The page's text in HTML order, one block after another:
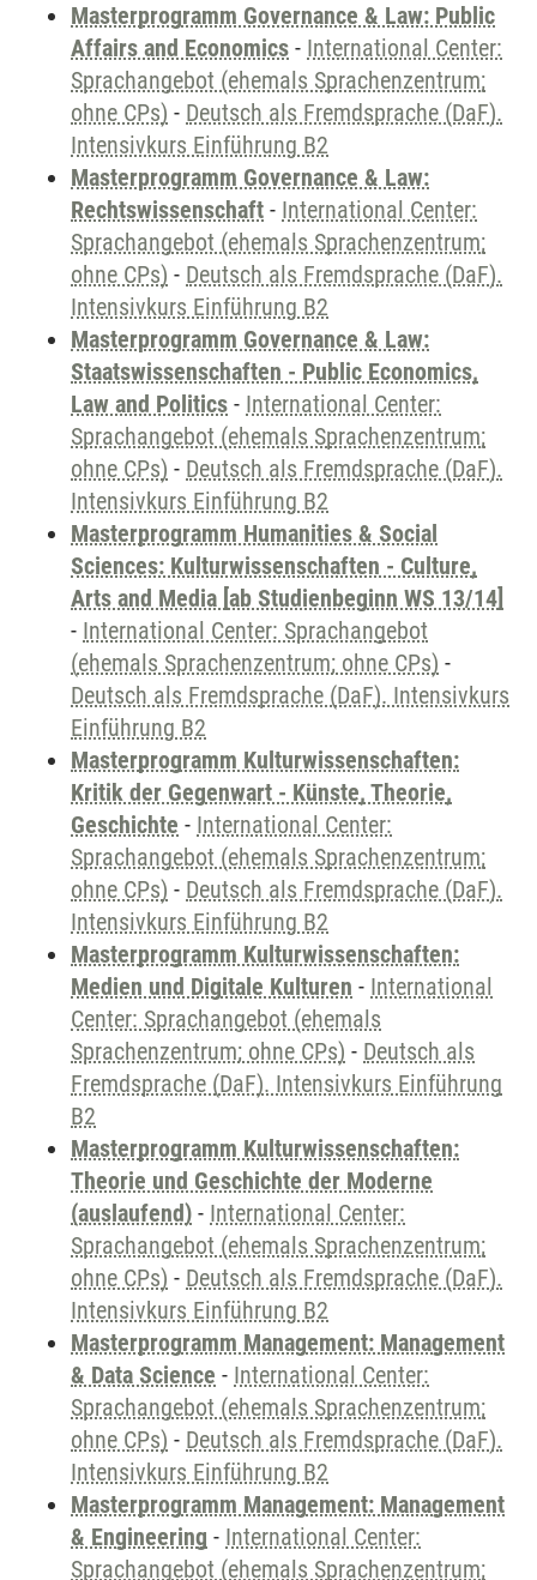
Masterprogramm Governance & Law: Public
Affairs and Economics - International Center:
Sprachangebot (ehemals Sprachenzentrum;
ohne CPs) - Deutsch als Fremdsprache (DaF).
Intensivkurs Einführung B2
Masterprogramm Governance & Law:
Rechtswissenschaft - International Center:
Sprachangebot (ehemals Sprachenzentrum;
ohne CPs) - Deutsch als Fremdsprache (DaF).
Intensivkurs Einführung B2
Masterprogramm Governance & Law:
Staatswissenschaften - Public Economics,
Law and Politics - International Center:
Sprachangebot (ehemals Sprachenzentrum;
ohne CPs) - Deutsch als Fremdsprache (DaF).
Intensivkurs Einführung B2
Masterprogramm Humanities & Social
Sciences: Kulturwissenschaften - Culture,
Arts and Media [ab Studienbeginn WS 13/14]
- International Center: Sprachangebot
(ehemals Sprachenzentrum; ohne CPs) -
Deutsch als Fremdsprache (DaF). Intensivkurs
Einführung B2
Masterprogramm Kulturwissenschaften:
Kritik der Gegenwart - Künste, Theorie,
Geschichte - International Center:
Sprachangebot (ehemals Sprachenzentrum;
ohne CPs) - Deutsch als Fremdsprache (DaF).
Intensivkurs Einführung B2
Masterprogramm Kulturwissenschaften:
Medien und Digitale Kulturen - International
Center: Sprachangebot (ehemals
Sprachenzentrum; ohne CPs) - Deutsch als
Fremdsprache (DaF). Intensivkurs Einführung
B2
Masterprogramm Kulturwissenschaften:
Theorie und Geschichte der Moderne
(auslaufend) - International Center:
Sprachangebot (ehemals Sprachenzentrum;
ohne CPs) - Deutsch als Fremdsprache (DaF).
Intensivkurs Einführung B2
Masterprogramm Management: Management
& Data Science - International Center:
Sprachangebot (ehemals Sprachenzentrum;
ohne CPs) - Deutsch als Fremdsprache (DaF).
Intensivkurs Einführung B2
Masterprogramm Management: Management
& Engineering - International Center:
Sprachangebot (ehemals Sprachenzentrum;